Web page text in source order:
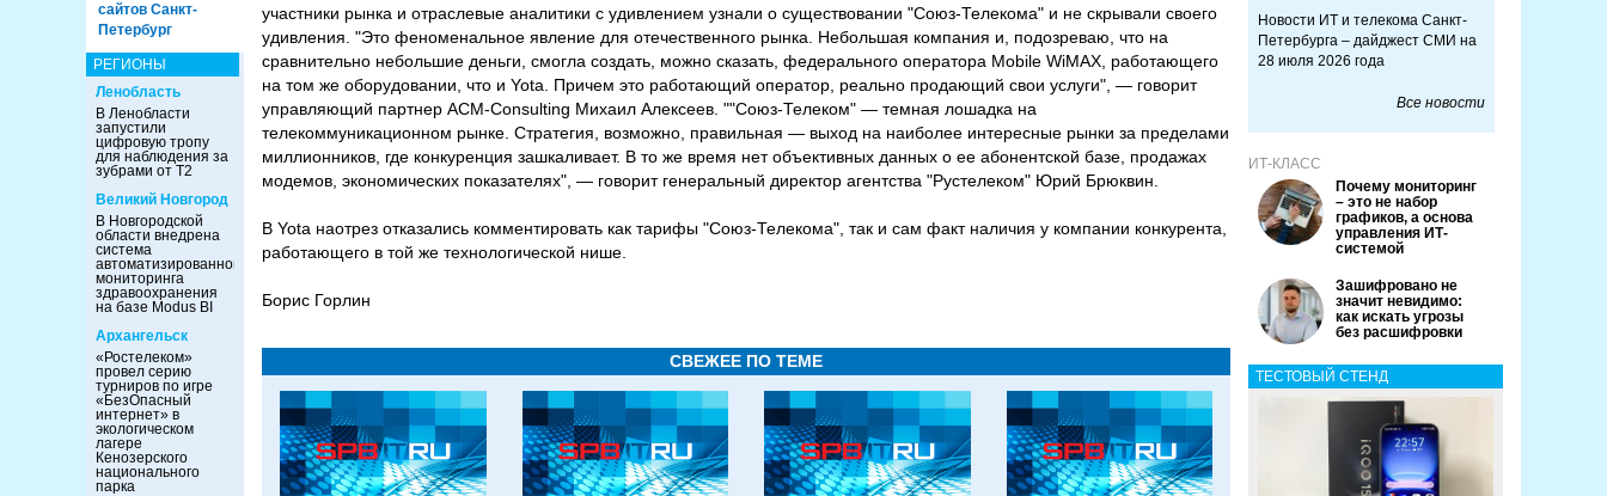
сайтов Санкт-
Петербург
РЕГИОНЫ
Ленобласть
В Ленобласти
запустили
цифровую тропу
для наблюдения за
зубрами от Т2
Великий Новгород
В Новгородской
области внедрена
система
автоматизированного
мониторинга
здравоохранения
на базе Modus BI
Архангельск
«Ростелеком»
провел серию
турниров по игре
«БезОпасный
интернет» в
экологическом
лагере
Кенозерского
национального
парка
участники рынка и отраслевые аналитики с удивлением узнали о существовании "Союз-Телекома" и не скрывали своего
удивления. "Это феноменальное явление для отечественного рынка. Небольшая компания и, подозреваю, что на
сравнительно небольшие деньги, смогла создать, можно сказать, федерального оператора Mobile WiMAX, работающего
на том же оборудовании, что и Yota. Причем это работающий оператор, реально продающий свои услуги", — говорит
управляющий партнер ACM-Consulting Михаил Алексеев. ""Союз-Телеком" — темная лошадка на
телекоммуникационном рынке. Стратегия, возможно, правильная — выход на наиболее интересные рынки за пределами
миллионников, где конкуренция зашкаливает. В то же время нет объективных данных о ее абонентской базе, продажах
модемов, экономических показателях", — говорит генеральный директор агентства "Рустелеком" Юрий Брюквин.
В Yota наотрез отказались комментировать как тарифы "Союз-Телекома", так и сам факт наличия у компании конкурента,
работающего в той же технологической нише.
Борис Горлин
СВЕЖЕЕ ПО ТЕМЕ
Новости ИТ и телекома Санкт-
Петербурга – дайджест СМИ на
28 июля 2026 года
Все новости
ИТ-КЛАСС
Почему мониторинг
– это не набор
графиков, а основа
управления ИТ-
системой
Зашифровано не
значит невидимо:
как искать угрозы
без расшифровки
ТЕСТОВЫЙ СТЕНД